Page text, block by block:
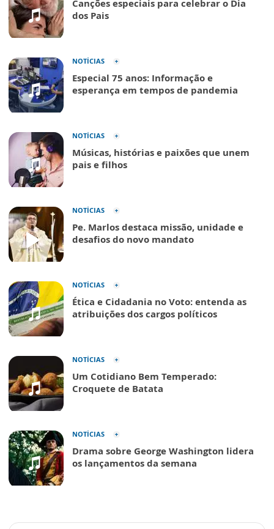
Canções especiais para celebrar o Dia
dos Pais
NOTÍCIAS
Especial 75 anos: Informação e
esperança em tempos de pandemia
NOTÍCIAS
Músicas, histórias e paixões que unem
pais e filhos
NOTÍCIAS
Pe. Marlos destaca missão, unidade e
desafios do novo mandato
NOTÍCIAS
Ética e Cidadania no Voto: entenda as
atribuições dos cargos políticos
NOTÍCIAS
Um Cotidiano Bem Temperado:
Croquete de Batata
NOTÍCIAS
Drama sobre George Washington lidera
os lançamentos da semana